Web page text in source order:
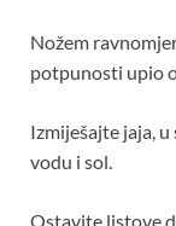
Nožem
potpunosti upio
Izmiješajte jaja,
vodu i sol.
Ostavite listove